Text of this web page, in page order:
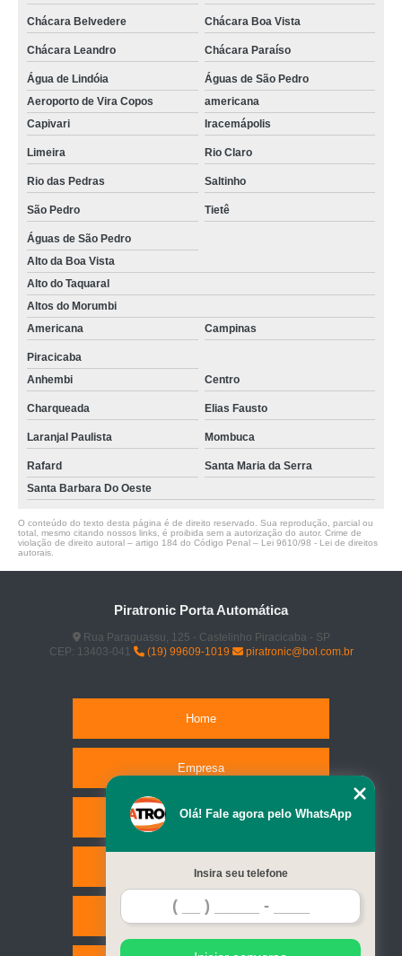
Chácara Belvedere Chácara Boa Vista
Chácara Leandro Chácara Paraíso
Água de Lindóia
Águas de São Pedro
Aeroporto de Vira Copos
americana
Capivari
Iracemápolis
Limeira Rio Claro
Rio das Pedras Saltinho
São Pedro Tietê
Águas de São Pedro
Alto da Boa Vista
Alto do Taquaral
Altos do Morumbi
Americana
Campinas
Piracicaba
Anhembi
Centro
Charqueada Elias Fausto
Laranjal Paulista Mombuca
Rafard
Santa Maria da Serra
Santa Barbara Do Oeste
O conteúdo do texto desta página é de direito reservado. Sua reprodução, parcial ou
total, mesmo citando nossos links, é proibida sem a autorização do autor. Crime de
violação de direito autoral – artigo 184 do Código Penal – Lei 9610/98 - Lei de direitos
autorais
Piratronic Porta Automática
Rua Paraguassu, 125 - Castelinho Piracicaba - SP
CEP: 13403-041
(19) 99609-1019 piratronic@bol.com.br
Home
Empresa
Missão
Serviços
Contato
Olá! Fale agora pelo WhatsApp
Insira seu telefone